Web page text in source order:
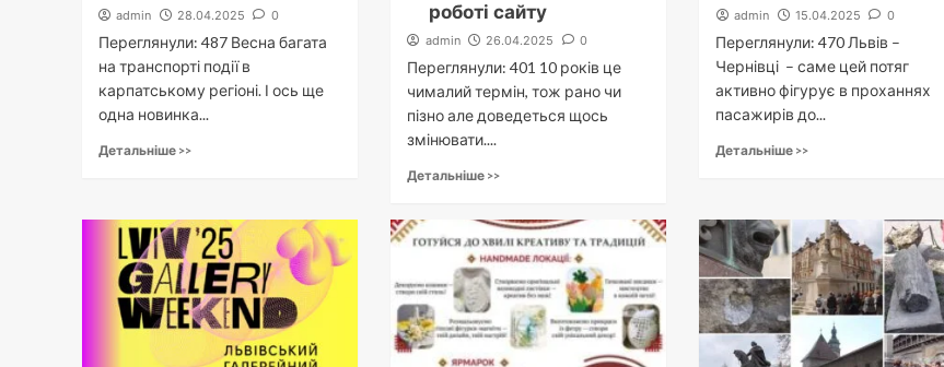
admin 28.04.2025 0
Переглянули: 487 Весна багата
на транспорті події в
карпатському регіоні. І ось ще
одна новинка...
Детальніше >>
роботі сайту
admin 26.04.2025 0
Переглянули: 401 10 років це
чималий термін, тож рано чи
пізно але доведеться щось
змінювати....
Детальніше >>
admin 15.04.2025 0
Переглянули: 470 Львів –
Чернівці – саме цей потяг
активно фігурує в проханнях
пасажирів до...
Детальніше >>